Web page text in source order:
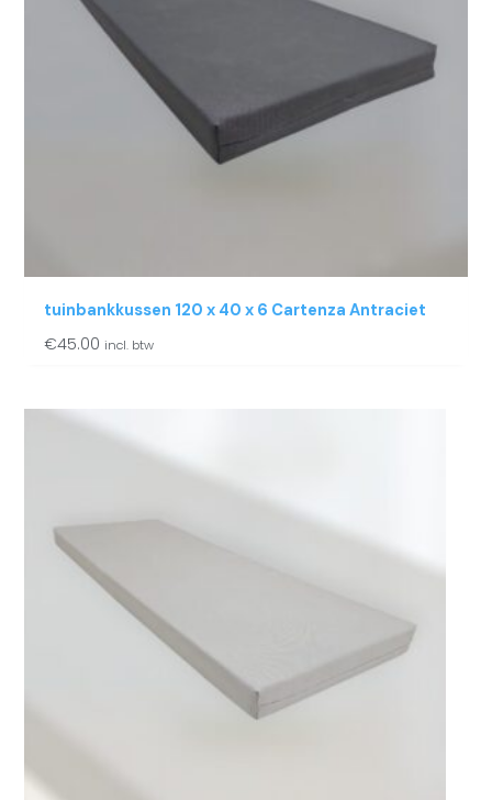
tuinbankkussen 120 x 40 x 6 Cartenza Antraciet
€45.00 incl. btw